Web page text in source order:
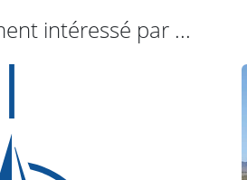
intéressé par ...